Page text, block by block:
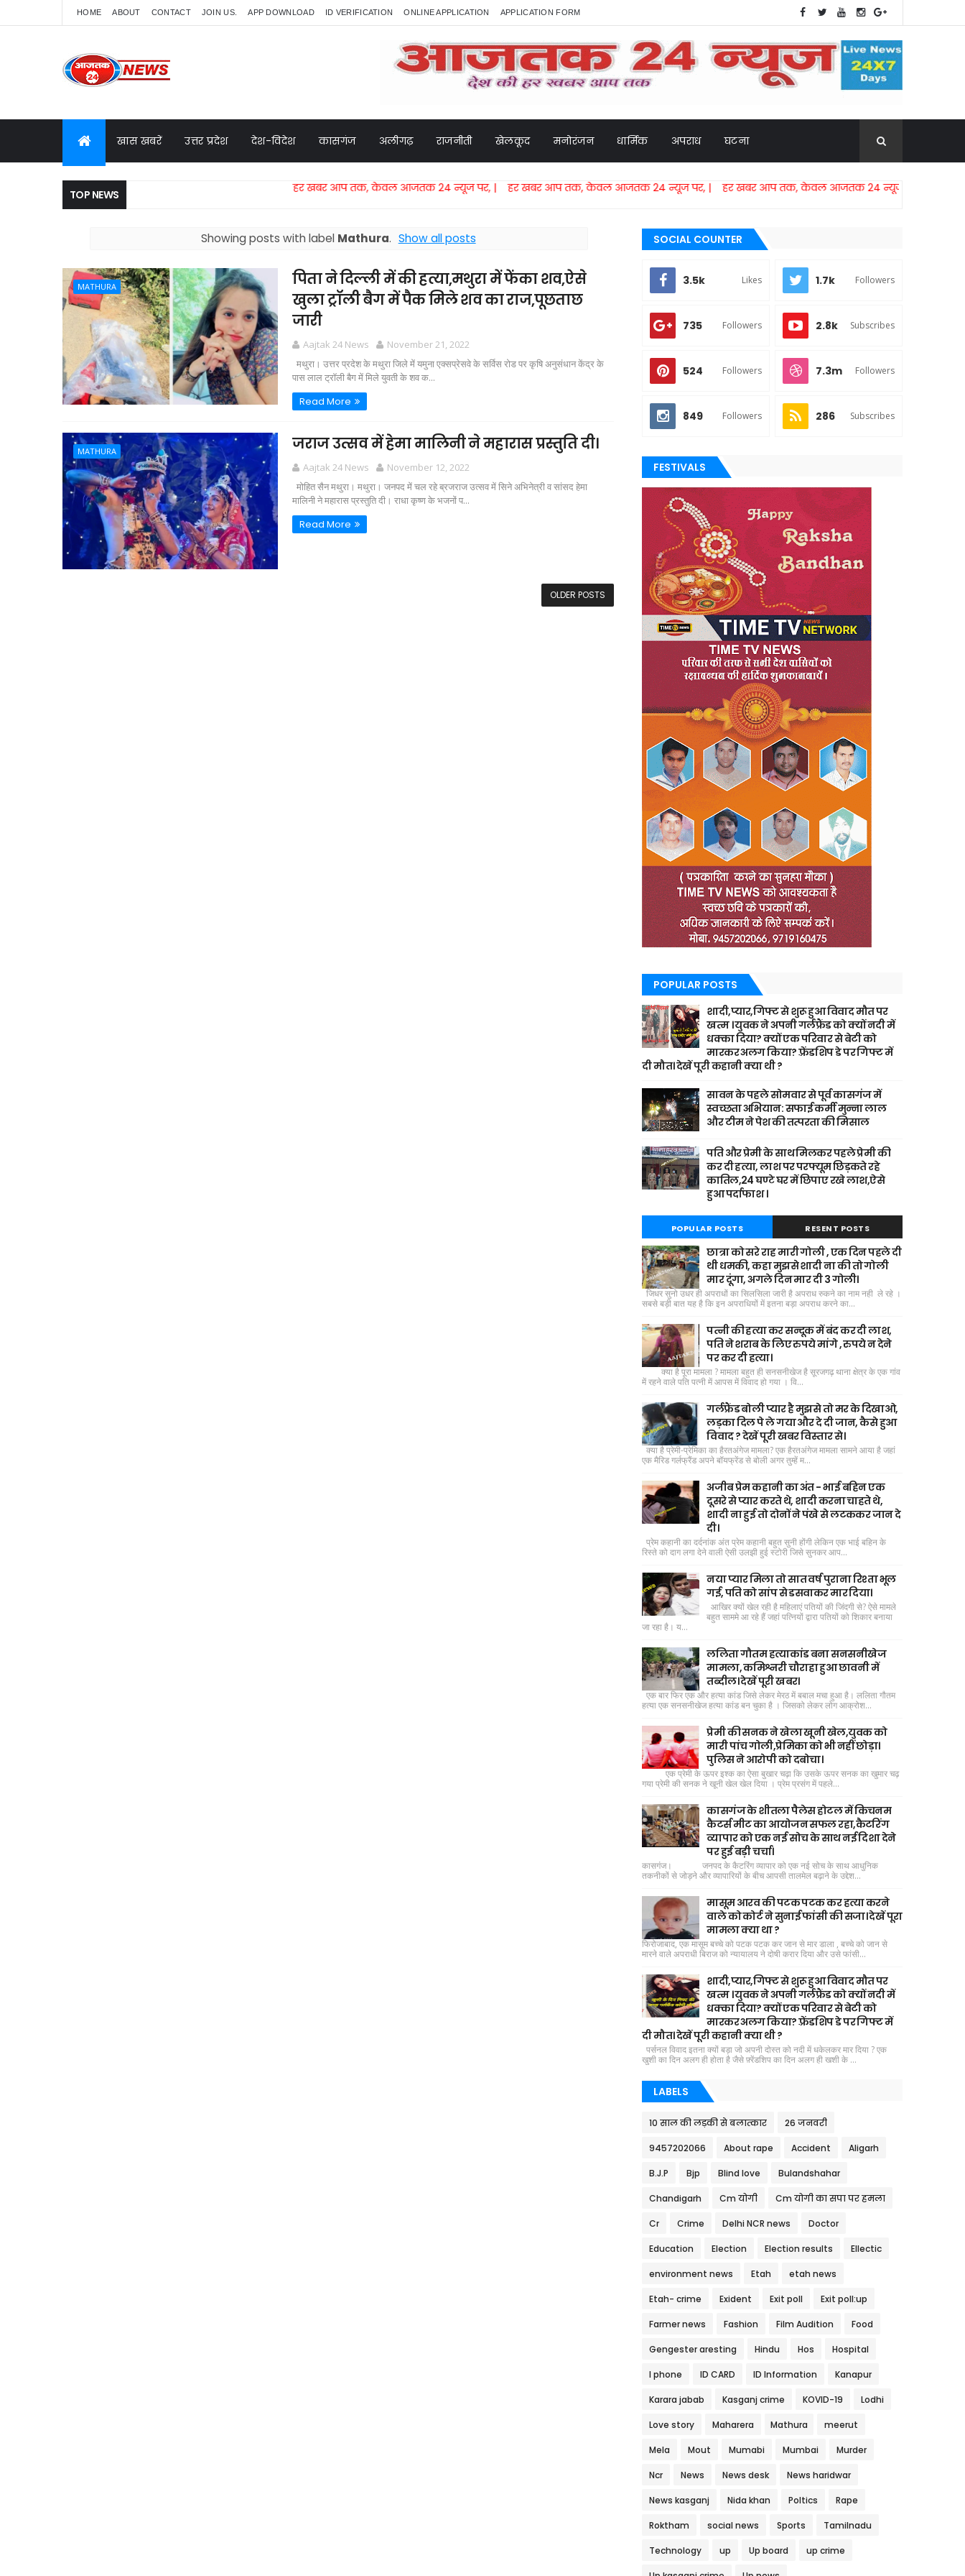
HOME ABOUT CONTACT JOIN US. APP DOWNLOAD ID VERIFICATION ONLINE APPLICATION APPLICATION FORM
खास खबरें उत्तर प्रदेश देश-विदेश कासगंज अलीगढ़ राजनीती खेलकूद मनोरंजन धार्मिक अपराध घटना
TOP NEWS हर खबर आप तक, केवल आजतक 24 न्यूज पर, | हर खबर आप तक, केवल आजतक 24 न्यूज पर,​ | हर खबर आप तक, केवल आजतक 24 न्यूज पर, |
Showing posts with label Mathura. Show all posts
MATHURA
पिता ने दिल्ली में की हत्या,मथुरा में फेंका शव,ऐसे
खुला ट्रॉली बैग में पैक मिले शव का राज,पूछताछ
जारी
Aajtak 24 News
November 21, 2022
मथुरा। उत्तर प्रदेश के मथुरा जिले में यमुना एक्सप्रेसवे के सर्विस रोड पर कृषि अनुसंधान केंद्र के
पास लाल ट्रॉली बैग में मिले युवती के शव क...
Read More
MATHURA जराज उत्सव में हेमा मालिनी ने महारास प्रस्तुति दी।
Aajtak 24 News
November 12, 2022
मोहित सैन मथुरा। मथुरा। जनपद में चल रहे ब्रजराज उत्सव में सिने अभिनेत्री व सांसद हेमा
मालिनी ने महारास प्रस्तुति दी। राधा कृष्ण के भजनों प...
Read More
OLDER POSTS
SOCIAL COUNTER
3.5k Likes 1.7k Followers
735 Followers 2.8k Subscribes
524 Followers 7.3m Followers
849 Followers 286 Subscribes
FESTIVALS
POPULAR POSTS
शादी,प्यार,गिफ्ट से शुरू हुआ विवाद मौत पर
खत्म । युवक ने अपनी गर्लफ्रैंड को क्यों नदी में
धक्का दिया? क्यों एक परिवार से बेटी को
मारकर अलग किया? फ़्रेंडशिप डे पर गिफ्ट में
दी मौत। देखें पूरी कहानी क्या थी ?
सावन के पहले सोमवार से पूर्व कासगंज में
स्वच्छता अभियान: सफाई कर्मी मुन्ना लाल
और टीम ने पेश की तत्परता की मिसाल
पति और प्रेमी के साथ मिलकर पहले प्रेमी की
कर दी हत्या, लाश पर परफ्यूम छिड़कते रहे
कातिल,24 घण्टे घर में छिपाए रखे लाश,ऐसे
हुआ पर्दाफाश ।
POPULAR POSTS RESENT POSTS
छात्रा को सरे राह मारी गोली , एक दिन पहले दी
थी धमकी, कहा मुझसे शादी ना की तो गोली
मार दूंगा, अगले दिन मार दी 3 गोली।
जिधर सुनो उधर ही अपराधों का सिलसिला जारी है अपराध रुकने का नाम नही ले रहे ।
सबसे बड़ी बात यह है कि इन अपराधियों में इतना बड़ा अपराध करने का...
पत्नी की हत्या कर सन्दूक में बंद कर दी लाश,
पति ने शराब के लिए रुपये मांगे , रुपये न देने
पर कर दी हत्या।
क्या है पूरा मामला ? मामला बहुत ही सनसनीखेज है सूरजगढ़ थाना क्षेत्र के एक गांव
में रहने वाले पति पत्नी में आपस में विवाद हो गया । वि...
गर्लफ्रैंड बोली प्यार है मुझसे तो मर के दिखाओ,
लड़का दिल पे ले गया और दे दी जान, कैसे हुआ
विवाद ? देखें पूरी खबर विस्तार से।
क्या है प्रेमी-प्रेमिका का हैरतअंगेज मामला? एक हैरतअंगेज मामला सामने आया है जहां
एक मैरिड गर्लफ्रैंड अपने बॉयफ्रेंड से बोली अगर तुम्हें म...
अजीब प्रेम कहानी का अंत - भाई बहिन एक
दूसरे से प्यार करते थे, शादी करना चाहते थे,
शादी ना हुई तो दोनों ने पंखे से लटककर जान दे
दी।
प्रेम कहानी का दर्दनांक अंत प्रेम कहानी बहुत सुनी होंगी लेकिन एक भाई बहिन के
रिस्ते को दाग लगा देने वाली ऐसी उलझी हुई स्टोरी जिसे सुनकर आप...
नया प्यार मिला तो सात वर्ष पुराना रिश्ता भूल
गई, पति को सांप से डसवाकर मार दिया।
आखिर क्यों खेल रही है महिलाएं पतियों की जिंदगी से? ऐसे मामले
बहुत साममे आ रहे हैं जहां पत्नियों द्वारा पतियों को शिकार बनाया
जा रहा है। य...
ललिता गौतम हत्याकांड बना सनसनीखेज
मामला, कमिश्नरी चौराहा हुआ छावनी में
तब्दील। देखें पूरी खबर।
एक बार फिर एक और हत्या कांड जिसे लेकर मेरठ में बबाल मचा हुआ है। ललिता गौतम
हत्या एक सनसनीखेज हत्या कांड बन चुका है । जिसको लेकर लोग आक्रोश...
प्रेमी की सनक ने खेला खूनी खेल,युवक को
मारी पांच गोली,प्रेमिका को भी नहीं छोड़ा।
पुलिस ने आरोपी को दबोचा।
एक प्रेमी के ऊपर इश्क का ऐसा बुखार चढ़ा कि उसके ऊपर सनक का खुमार चढ़
गया प्रेमी की सनक ने खूनी खेल खेल दिया । प्रेम प्रसंग में पहले...
कासगंज के शीतला पैलेस होटल में किचनम
कैटर्स मीट का आयोजन सफल रहा,कैटरिंग
व्यापार को एक नई सोच के साथ नई दिशा देने
पर हुई बड़ी चर्चा।
कासगंज। जनपद के कैटरिंग व्यापार को एक नई सोच के साथ आधुनिक
तकनीकों से जोड़ने और व्यापारियों के बीच आपसी तालमेल बढ़ाने के उद्देश...
मासूम आरव की पटक पटक कर हत्या करने
वाले को कोर्ट ने सुनाई फांसी की सजा। देखें पूरा
मामला क्या था ?
फिरोजाबाद, एक मासूम बच्चे को पटक पटक कर जान से मार डाला , बच्चे को जान से
मारने वाले अपराधी बिराज को न्यायालय ने दोषी करार दिया और उसे फांसी...
शादी,प्यार,गिफ्ट से शुरू हुआ विवाद मौत पर
खत्म । युवक ने अपनी गर्लफ्रैंड को क्यों नदी में
धक्का दिया? क्यों एक परिवार से बेटी को
मारकर अलग किया? फ़्रेंडशिप डे पर गिफ्ट में
दी मौत। देखें पूरी कहानी क्या थी ?
पर्सनल विवाद इतना क्यों बड़ा जो अपनी दोस्त को नदी में धकेलकर मार दिया ? एक
खुशी का दिन अलग ही होता है जैसे फ़्रेंडशिप का दिन अलग ही खशी के ...
LABELS
10 साल की लड़की से बलात्कार 26 जनवरी
9457202066 About rape Accident Aligarh
B.J.P Bjp Blind love Bulandshahar
Chandigarh Cm योगी Cm योगी का सपा पर हमला
Cr Crime Delhi NCR news Doctor
Education Election Election results Ellectic
environment news Etah etah news
Etah- crime Exident Exit poll Exit poll:up
Farmer news Fashion Film Audition Food
Gengester aresting Hindu Hos Hospital
I phone ID CARD ID Information Kanapur
Karara jabab Kasganj crime KOVID-19 Lodhi
Love story Maharera Mathura meerut
Mela Mout Mumabi Mumbai Murder
Ncr News News desk News haridwar
News kasganj Nida khan Poltics Rape
Roktham social news Sports Tamilnadu
Technology up Up board up crime